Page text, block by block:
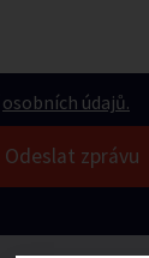
osobních údajů.
Odeslat zprávu